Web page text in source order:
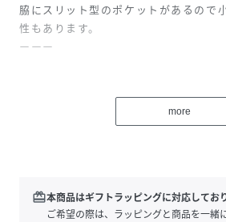
脇にスリット型のポケットがあるので
性もあります。
ーーー
べたつかないさらさらとした肌触り。
め。
more
redeem本商品はギフトラッピングに対応してお
ご希望の際は、ラッピングと商品を一緒